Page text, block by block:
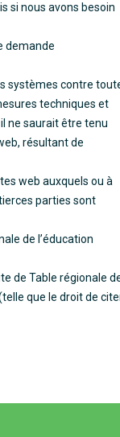
si nous avons besoin
demande
systèmes contre
techniques et
ne saurait être tenu
résultant de
web auxquels ou à
parties sont
de l’éducation
de Table régionale
que le droit de